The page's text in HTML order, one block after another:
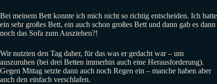
Bei meinem Bett konnte ich mich nicht so richtig entscheiden. Ich hatte
ein sehr großes Bett, ein auch schon großes Bett und dann gab es dann
noch das Sofa zum Ausziehen?!
Wir nutzten den Tag daher, für das was er gedacht war – um
auszuruhen (bei drei Betten immerhin auch eine Herausforderung).
Gegen Mittag setzte dann auch noch Regen ein – manche haben aber
auch den einfach verschlafen.